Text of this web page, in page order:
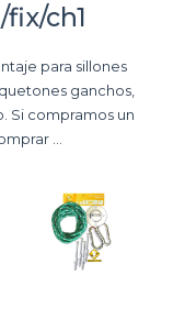
ch1
para sillones
ganchos,
Si compramos un
...